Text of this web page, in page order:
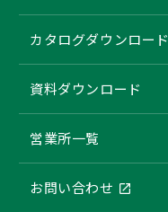
カタログダウンロード
資料ダウンロード
営業所一覧
お問い合わせ